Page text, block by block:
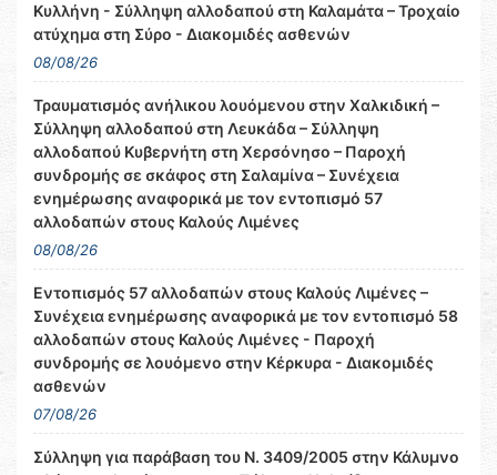
Κυλλήνη - Σύλληψη αλλοδαπού στη Καλαμάτα – Τροχαίο
ατύχημα στη Σύρο - Διακομιδές ασθενών
08/08/26
Τραυματισμός ανήλικου λουόμενου στην Χαλκιδική –
Σύλληψη αλλοδαπού στη Λευκάδα – Σύλληψη
αλλοδαπού Κυβερνήτη στη Χερσόνησο – Παροχή
συνδρομής σε σκάφος στη Σαλαμίνα – Συνέχεια
ενημέρωσης αναφορικά με τον εντοπισμό 57
αλλοδαπών στους Καλούς Λιμένες
08/08/26
Εντοπισμός 57 αλλοδαπών στους Καλούς Λιμένες –
Συνέχεια ενημέρωσης αναφορικά με τον εντοπισμό 58
αλλοδαπών στους Καλούς Λιμένες - Παροχή
συνδρομής σε λουόμενο στην Κέρκυρα - Διακομιδές
ασθενών
07/08/26
Σύλληψη για παράβαση του Ν. 3409/2005 στην Κάλυμνο